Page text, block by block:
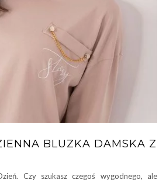
BLUZKA DAMSKA Z
Czy szukasz czegoś wygodnego, ale